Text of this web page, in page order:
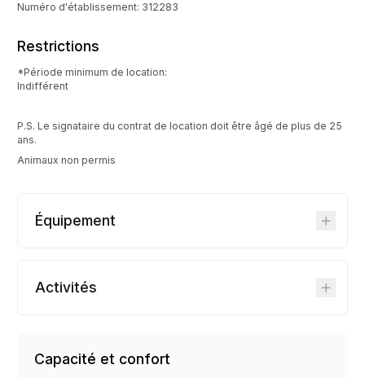
Numéro d'établissement: 312283
Restrictions
*Période minimum de location:
Indifférent
P.S. Le signataire du contrat de location doit être âgé de plus de 25
ans.
Animaux non permis
Équipement
Activités
Capacité et confort